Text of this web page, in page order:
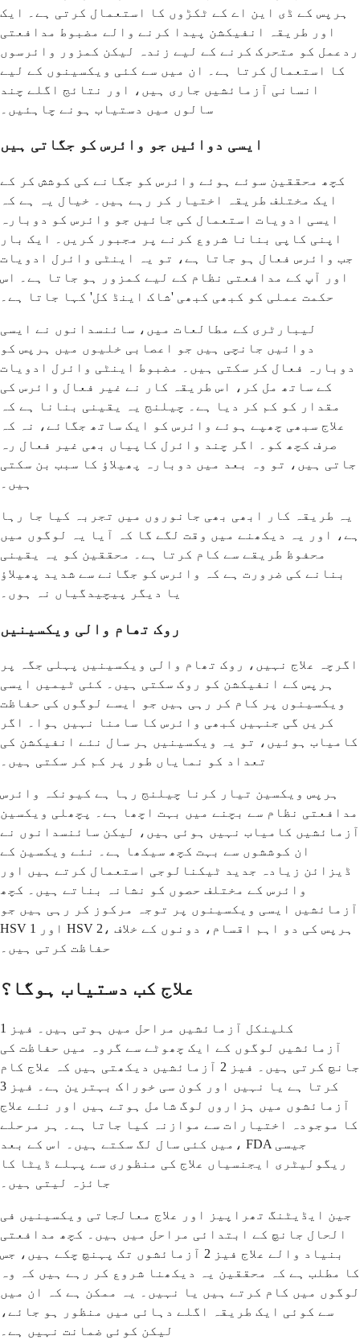
ہرپس کے ڈی این اے کے ٹکڑوں کا استعمال کرتی ہے۔ ایک
اور طریقہ انفیکشن پیدا کرنے والے مضبوط مدافعتی
ردعمل کو متحرک کرنے کے لیے زندہ لیکن کمزور وائرسوں
کا استعمال کرتا ہے۔ ان میں سے کئی ویکسینوں کے لیے
انسانی آزمائشیں جاری ہیں، اور نتائج اگلے چند
سالوں میں دستیاب ہونے چاہئیں۔
ایسی دوائیں جو وائرس کو جگاتی ہیں
کچھ محققین سوئے ہوئے وائرس کو جگانے کی کوشش کر کے
ایک مختلف طریقہ اختیار کر رہے ہیں۔ خیال یہ ہے کہ
ایسی ادویات استعمال کی جائیں جو وائرس کو دوبارہ
اپنی کاپی بنانا شروع کرنے پر مجبور کریں۔ ایک بار
جب وائرس فعال ہو جاتا ہے، تو یہ اینٹی وائرل ادویات
اور آپ کے مدافعتی نظام کے لیے کمزور ہو جاتا ہے۔ اس
حکمت عملی کو کبھی کبھی 'شاک اینڈ کل' کہا جاتا ہے۔
لیبارٹری کے مطالعات میں، سائنسدانوں نے ایسی
دوائیں جانچی ہیں جو اعصابی خلیوں میں ہرپس کو
دوبارہ فعال کر سکتی ہیں۔ مضبوط اینٹی وائرل ادویات
کے ساتھ مل کر، اس طریقہ کار نے غیر فعال وائرس کی
مقدار کو کم کر دیا ہے۔ چیلنج یہ یقینی بنانا ہے کہ
علاج سبھی چھپے ہوئے وائرس کو ایک ساتھ جگائے، نہ کہ
صرف کچھ کو۔ اگر چند وائرل کاپیاں بھی غیر فعال رہ
جاتی ہیں، تو وہ بعد میں دوبارہ پھیلاؤ کا سبب بن سکتی
ہیں۔
یہ طریقہ کار ابھی بھی جانوروں میں تجربہ کیا جا رہا
ہے، اور یہ دیکھنے میں وقت لگے گا کہ آیا یہ لوگوں میں
محفوظ طریقے سے کام کرتا ہے۔ محققین کو یہ یقینی
بنانے کی ضرورت ہے کہ وائرس کو جگانے سے شدید پھیلاؤ
یا دیگر پیچیدگیاں نہ ہوں۔
روک تھام والی ویکسینیں
اگرچہ علاج نہیں، روک تھام والی ویکسینیں پہلی جگہ پر
ہرپس کے انفیکشن کو روک سکتی ہیں۔ کئی ٹیمیں ایسی
ویکسینوں پر کام کر رہی ہیں جو ایسے لوگوں کی حفاظت
کریں گی جنہیں کبھی وائرس کا سامنا نہیں ہوا۔ اگر
کامیاب ہوئیں، تو یہ ویکسینیں ہر سال نئے انفیکشن کی
تعداد کو نمایاں طور پر کم کر سکتی ہیں۔
ہرپس ویکسین تیار کرنا چیلنج رہا ہے کیونکہ وائرس
مدافعتی نظام سے بچنے میں بہت اچھا ہے۔ پچھلی ویکسین
آزمائشیں کامیاب نہیں ہوئی ہیں، لیکن سائنسدانوں نے
ان کوششوں سے بہت کچھ سیکھا ہے۔ نئے ویکسین کے
ڈیزائن زیادہ جدید ٹیکنالوجی استعمال کرتے ہیں اور
وائرس کے مختلف حصوں کو نشانہ بناتے ہیں۔ کچھ
آزمائشیں ایسی ویکسینوں پر توجہ مرکوز کر رہی ہیں جو
HSV 1 اور HSV 2، ہرپس کی دو اہم اقسام، دونوں کے خلاف
حفاظت کرتی ہیں۔
علاج کب دستیاب ہوگا؟
کلینکل آزمائشیں مراحل میں ہوتی ہیں۔ فیز 1
آزمائشیں لوگوں کے ایک چھوٹے سے گروہ میں حفاظت کی
جانچ کرتی ہیں۔ فیز 2 آزمائشیں دیکھتی ہیں کہ علاج کام
کرتا ہے یا نہیں اور کون سی خوراک بہترین ہے۔ فیز 3
آزمائشوں میں ہزاروں لوگ شامل ہوتے ہیں اور نئے علاج
کا موجودہ اختیارات سے موازنہ کیا جاتا ہے۔ ہر مرحلے
میں کئی سال لگ سکتے ہیں۔ اس کے بعد، FDA جیسی
ریگولیٹری ایجنسیاں علاج کی منظوری سے پہلے ڈیٹا کا
جائزہ لیتی ہیں۔
جین ایڈیٹنگ تھراپیز اور علاج معالجاتی ویکسینیں فی
الحال جانچ کے ابتدائی مراحل میں ہیں۔ کچھ مدافعتی
بنیاد والے علاج فیز 2 آزمائشوں تک پہنچ چکے ہیں، جس
کا مطلب ہے کہ محققین یہ دیکھنا شروع کر رہے ہیں کہ وہ
لوگوں میں کام کرتے ہیں یا نہیں۔ یہ ممکن ہے کہ ان میں
سے کوئی ایک طریقہ اگلے دہائی میں منظور ہو جائے،
لیکن کوئی ضمانت نہیں ہے۔